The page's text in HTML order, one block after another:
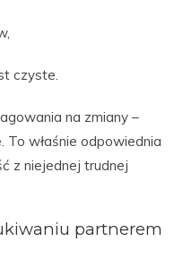
czyste.
na zmiany –
właśnie odpowiednia
z niejednej trudnej
partnerem